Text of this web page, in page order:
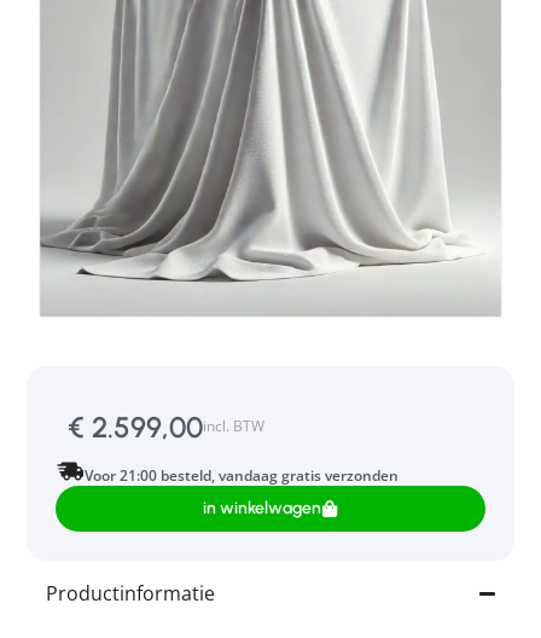
€ 2.599,00incl. BTW
Voor 21:00 besteld, vandaag gratis verzonden
in winkelwagen
Productinformatie